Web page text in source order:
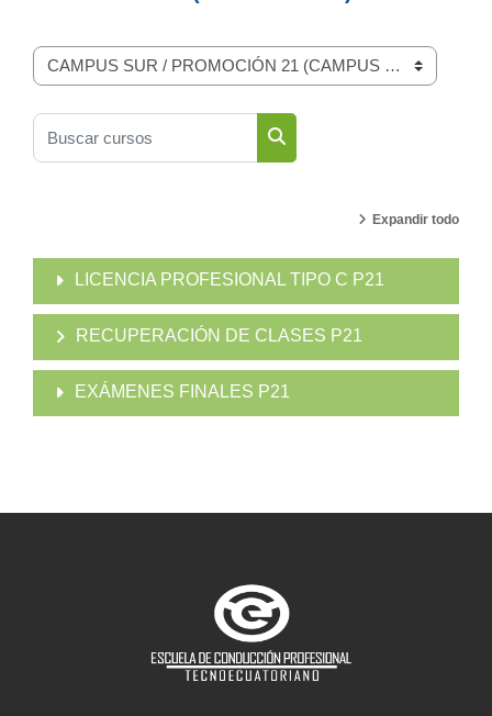
Categorías
Buscar cursos
Buscar cursos
Expandir todo
LICENCIA PROFESIONAL TIPO C P21
RECUPERACIÓN DE CLASES P21
EXÁMENES FINALES P21